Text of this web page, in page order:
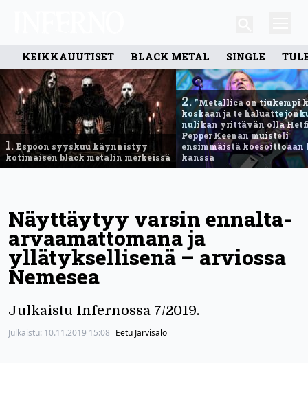
KEIKKAUUTISET BLACK METAL SINGLE
1. Espoon syyskuu käynnistyy
kotimaisen black metalin merkeissä
2.”Metallica on tiukempi
koskaan ja te haluatte
nulikan yrittävän olla
Pepper Keenan muisteli
ensimmäistä
kanssa
Näyttäytyy varsin ennalta-
arvaamattomana ja
yllätyksellisenä – arviossa
Nemesea
Julkaistu Infernossa 7/2019.
Julkaistu: 10.11.2019 15:08 Eetu Järvisalo